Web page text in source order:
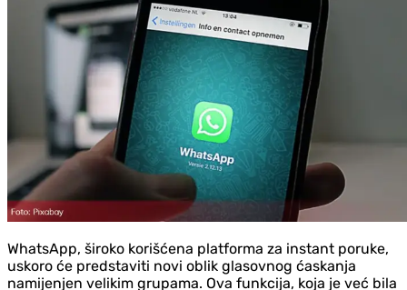
WhatsApp, široko korišćena platforma za instant poruke,
uskoro će predstaviti novi oblik glasovnog ćaskanja
namijenjen velikim grupama. Ova funkcija, koja je već bila